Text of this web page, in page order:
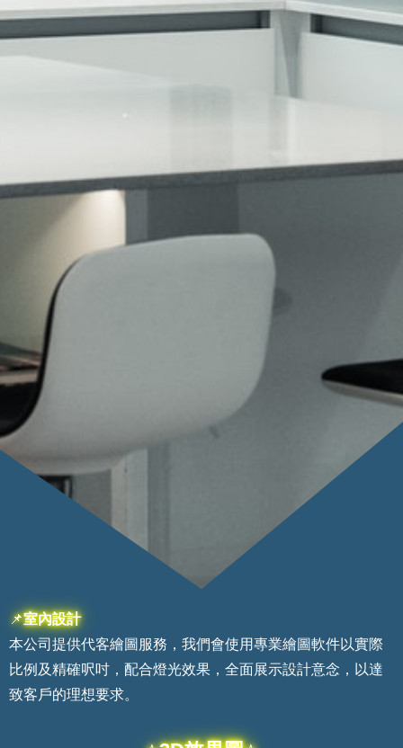
📌室內設計
本公司提供代客繪圖服務，我們會使用專業繪圖軟件以實際
比例及精確呎吋，配合燈光效果，全面展示設計意念，以達
致客戶的理想要求。